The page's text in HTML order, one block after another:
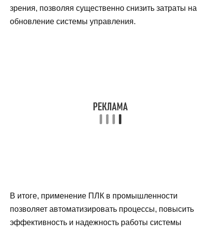
зрения, позволяя существенно снизить затраты на
обновление системы управления.
В итоге, применение ПЛК в промышленности
позволяет автоматизировать процессы, повысить
эффективность и надежность работы системы